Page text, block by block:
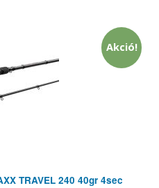
Akció!
TRAVEL 240 40gr 4sec